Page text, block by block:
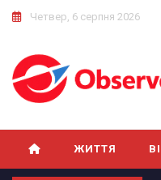
Четвер, 6 серпня 2026
ЖИТТЯ